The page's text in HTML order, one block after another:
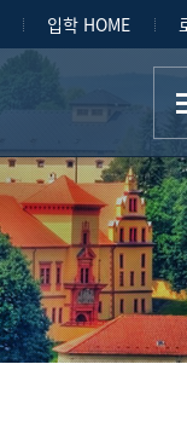
입학 HOME